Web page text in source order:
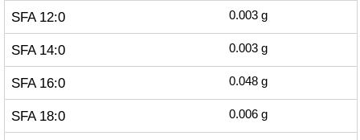
SFA 12:0 0.003 g
SFA 14:0 0.003 g
SFA 16:0 0.048 g
SFA 18:0 0.006 g